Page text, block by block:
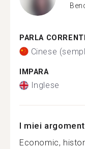
PARLA
Cinese
IMPARA
Inglese
I miei
Economic,